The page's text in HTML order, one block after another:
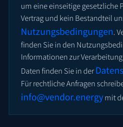
um eine einseitige gesetzliche
Vertrag und kein Bestandteil
Nutzungsbedingungen.
finden Sie in den
Informationen zur
Daten finden Sie in der
Für rechtliche Anfragen
info@vendor.energymit